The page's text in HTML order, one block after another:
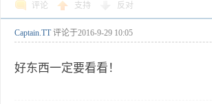
评论 支持 反对
Captain.TT 评论于2016-9-29 10:05
好东西一定要看看！